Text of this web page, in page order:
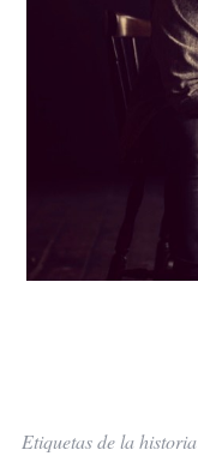
Etiquetas de la historia